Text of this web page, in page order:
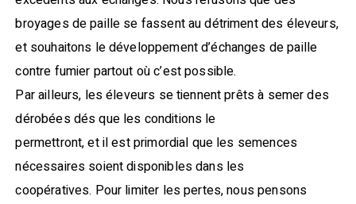
broyages de paille se fassent au détriment des éleveurs,
et souhaitons le développement d’échanges de paille
contre fumier partout où c’est possible.
Par ailleurs, les éleveurs se tiennent prêts à semer des
dérobées dés que les conditions le
permettront, et il est primordial que les semences
nécessaires soient disponibles dans les
coopératives. Pour limiter les pertes, nous pensons